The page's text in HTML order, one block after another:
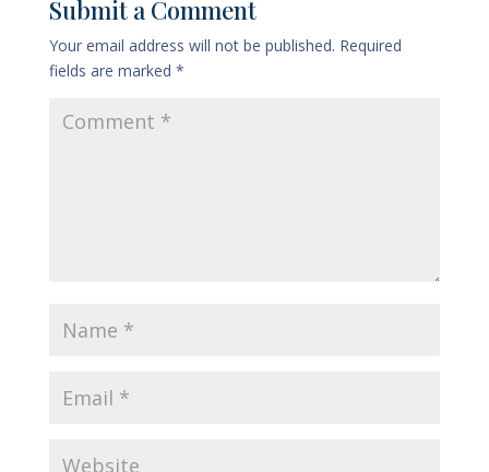
Submit a Comment
Your email address will not be published. Required
fields are marked *